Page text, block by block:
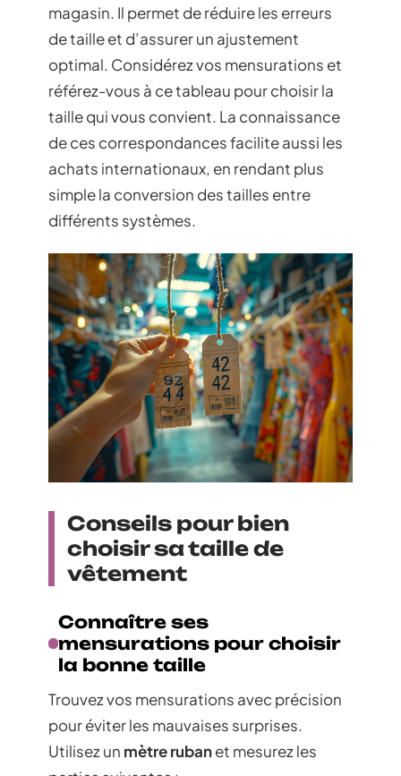
magasin. Il permet de réduire les erreurs
de taille et d’assurer un ajustement
optimal. Considérez vos mensurations et
référez-vous à ce tableau pour choisir la
taille qui vous convient. La connaissance
de ces correspondances facilite aussi les
achats internationaux, en rendant plus
simple la conversion des tailles entre
différents systèmes.
Conseils pour bien
choisir sa taille de
vêtement
Connaître ses
mensurations pour choisir
la bonne taille
Trouvez vos mensurations avec précision
pour éviter les mauvaises surprises.
Utilisez un mètre rubanet mesurez les